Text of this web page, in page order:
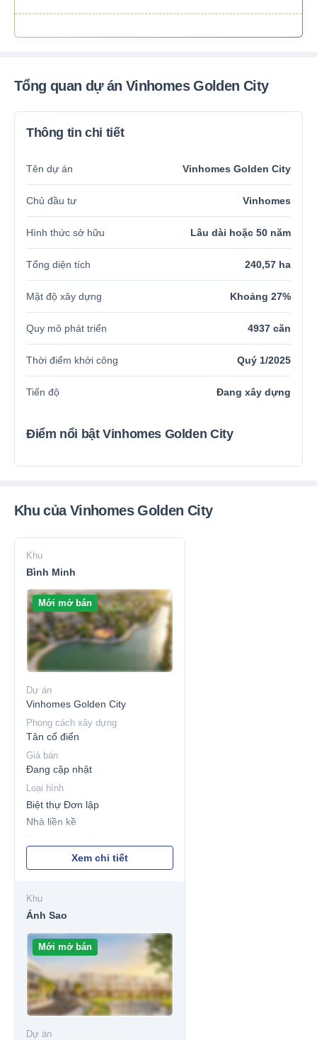
Tổng quan dự án Vinhomes Golden City
Thông tin chi tiết
Tên dự án Vinhomes Golden City
Chủ đầu tư Vinhomes
Hình thức sở hữu Lâu dài hoặc 50 năm
Tổng diện tích 240,57 ha
Mật độ xây dựng Khoảng 27%
Quy mô phát triển 4937 căn
Thời điểm khởi công Quý 1/2025
Tiến độ Đang xây dựng
Điểm nổi bật Vinhomes Golden City
Khu của Vinhomes Golden City
Khu
Bình Minh
Mới mở bán
Dự án
Vinhomes Golden City
Phong cách xây dựng
Tân cổ điển
Giá bán
Đang cập nhật
Loại hình
Biệt thự Đơn lập
Nhà liền kề
Xem chi tiết
Khu
Ánh Sao
Mới mở bán
Dự án